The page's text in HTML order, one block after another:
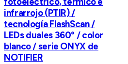
infrarrojo (PTIR) /
tecnología FlashScan /
LEDs duales 360° / color
blanco / serie ONYX de
NOTIFIER